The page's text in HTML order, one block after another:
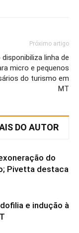
Próximo artigo
disponibiliza linha de
micro e pequenos
do turismo em
MT
DO AUTOR
do
Pivetta destaca
e indução à